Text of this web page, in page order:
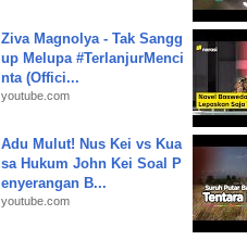
Ziva Magnolya - Tak Sangg
up Melupa #TerlanjurMenci
nta (Offici...
youtube.com
Adu Mulut! Nus Kei vs Kua
sa Hukum John Kei Soal P
enyerangan B...
youtube.com